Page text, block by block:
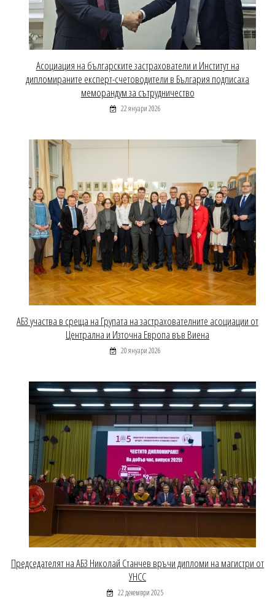
Асоциация на българските застрахователи и Институт на
дипломираните експерт-счетоводители в България подписаха
меморандум за сътрудничество
22 януари 2026
АБЗ участва в среща на Групата на застрахователните асоциации от
Централна и Източна Европа във Виена
20 януари 2026
Председателят на АБЗ Николай Станчев връчи дипломи на магистри от
УНСС
22 декември 2025